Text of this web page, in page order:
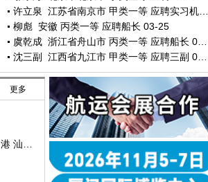
柳彪 安徽 丙类一等 应聘船长 03-25
更多